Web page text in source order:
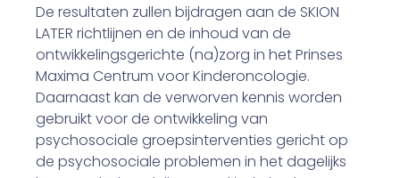
De resultaten zullen bijdragen aan de SKION
LATER richtlijnen en de inhoud van de
ontwikkelingsgerichte (na)zorg in het Prinses
Maxima Centrum voor Kinderoncologie.
Daarnaast kan de verworven kennis worden
gebruikt voor de ontwikkeling van
psychosociale groepsinterventies gericht op
de psychosociale problemen in het dagelijks